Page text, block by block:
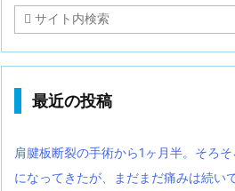
最近の投稿
肩腱板断裂の手術から1ヶ月半。そろ
になってきたが、まだまだ痛みは続い